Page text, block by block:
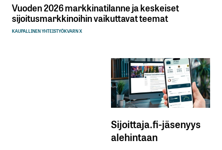
Vuoden 2026 markkinatilanne ja keskeiset
sijoitusmarkkinoihin vaikuttavat teemat
KAUPALLINEN YHTEISTYÖKVARN X
Sijoittaja.fi-jäsenyys
alehintaan